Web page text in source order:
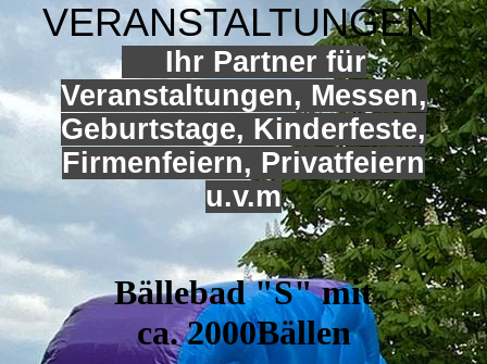
VERANSTALTUNGEN
Ihr Partner für
Veranstaltungen, Messen,
Geburtstage, Kinderfeste,
Firmenfeiern, Privatfeiern
u.v.m
Bällebad "S" mit
ca. 2000Bällen